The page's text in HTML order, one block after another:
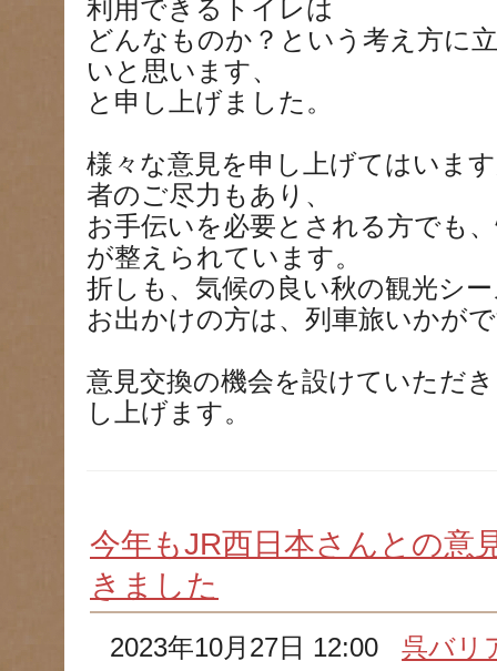
利用できるトイレは
どんなものか？という考え方に
いと思います、
と申し上げました。
様々な意見を申し上げてはいま
者のご尽力もあり、
お手伝いを必要とされる方でも
が整えられています。
折しも、気候の良い秋の観光シ
お出かけの方は、列車旅いかが
意見交換の機会を設けていただ
し上げます。
今年もJR西日本さんとの意
きました
2023年10月27日 12:00呉バリ